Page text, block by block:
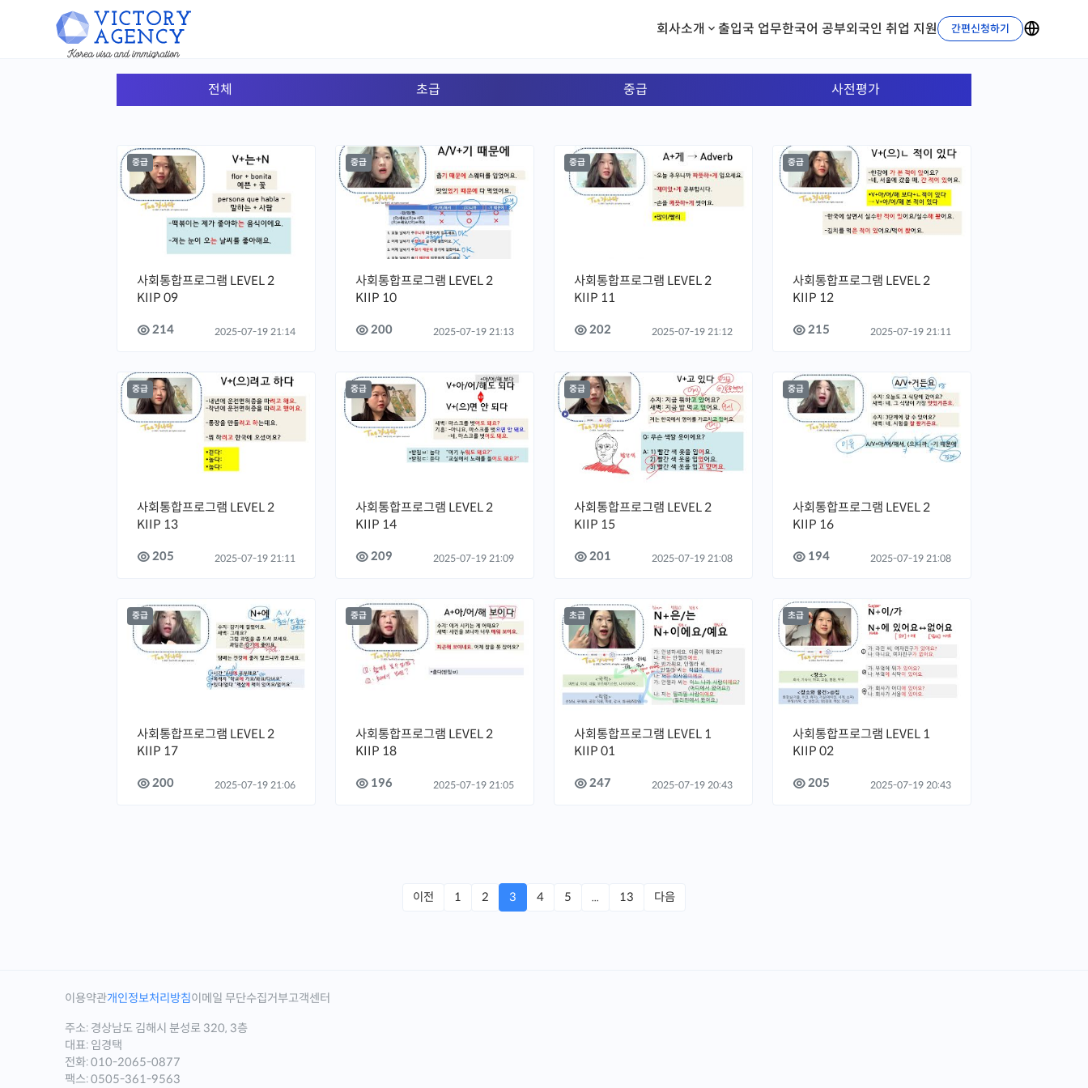
회사소개 출입국 업무한국어 공부외국인 취업 지원 간편신청하기
전체 초급 중급 사전평가
중급
사회통합프로그램 LEVEL 2
KIIP 09
214 2025-07-19 21:14
중급
사회통합프로그램 LEVEL 2
KIIP 10
200 2025-07-19 21:13
중급
사회통합프로그램 LEVEL 2
KIIP 11
202 2025-07-19 21:12
중급
사회통합프로그램 LEVEL 2
KIIP 12
215 2025-07-19 21:11
중급
사회통합프로그램 LEVEL 2
KIIP 13
205 2025-07-19 21:11
중급
사회통합프로그램 LEVEL 2
KIIP 14
209 2025-07-19 21:09
중급
사회통합프로그램 LEVEL 2
KIIP 15
201 2025-07-19 21:08
중급
사회통합프로그램 LEVEL 2
KIIP 16
194 2025-07-19 21:08
중급
사회통합프로그램 LEVEL 2
KIIP 17
200 2025-07-19 21:06
중급
사회통합프로그램 LEVEL 2
KIIP 18
196 2025-07-19 21:05
초급
사회통합프로그램 LEVEL 1
KIIP 01
247 2025-07-19 20:43
초급
사회통합프로그램 LEVEL 1
KIIP 02
205 2025-07-19 20:43
이전 1 2 3 4 5 ... 13 다음
이용약관개인정보처리방침이메일 무단수집거부고객센터
주소: 경상남도 김해시 분성로 320, 3층
대표: 임경택
전화: 010-2065-0877
팩스: 0505-361-9563